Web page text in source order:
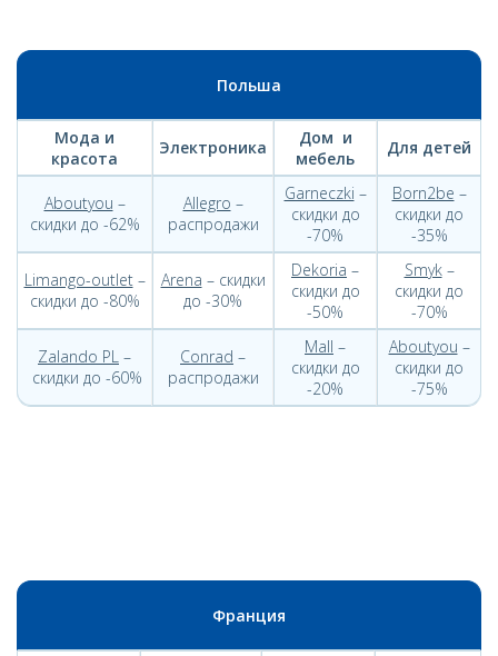
Польша
Мода и
красота
Электроника
Дом и
мебель
Для детей
Aboutyou –
скидки до -62%
Allegro –
распродажи
Garneczki –
скидки до
-70%
Born2be –
скидки до
-35%
Limango-outlet–
скидки до -80%
Arena – скидки
до -30%
Dekoria –
скидки до
-50%
Smyk–
скидки до
-70%
Zalando PL –
скидки до -60%
Conrad –
распродажи
Mall –
скидки до
-20%
Aboutyou –
скидки до
-75%
Франция